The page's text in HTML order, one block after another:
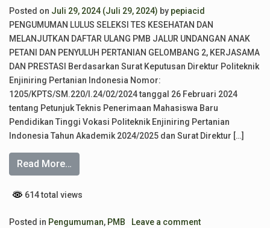
Posted on Juli 29, 2024 (Juli 29, 2024) by pepiacid
PENGUMUMAN LULUS SELEKSI TES KESEHATAN DAN
MELANJUTKAN DAFTAR ULANG PMB JALUR UNDANGAN ANAK
PETANI DAN PENYULUH PERTANIAN GELOMBANG 2, KERJASAMA
DAN PRESTASI Berdasarkan Surat Keputusan Direktur Politeknik
Enjiniring Pertanian Indonesia Nomor:
1205/KPTS/SM.220/I.24/02/2024 tanggal 26 Februari 2024
tentang Petunjuk Teknis Penerimaan Mahasiswa Baru
Pendidikan Tinggi Vokasi Politeknik Enjiniring Pertanian
Indonesia Tahun Akademik 2024/2025 dan Surat Direktur […]
Read More…
614 total views
Posted in Pengumuman, PMB Leave a comment